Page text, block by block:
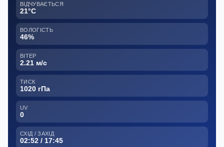
ВІДЧУВАЄТЬСЯ
21°C
ВОЛОГІСТЬ
46%
ВІТЕР
2.21 м/с
ТИСК
1020 гПа
UV
0
СХІД / ЗАХІД
02:52 / 17:45